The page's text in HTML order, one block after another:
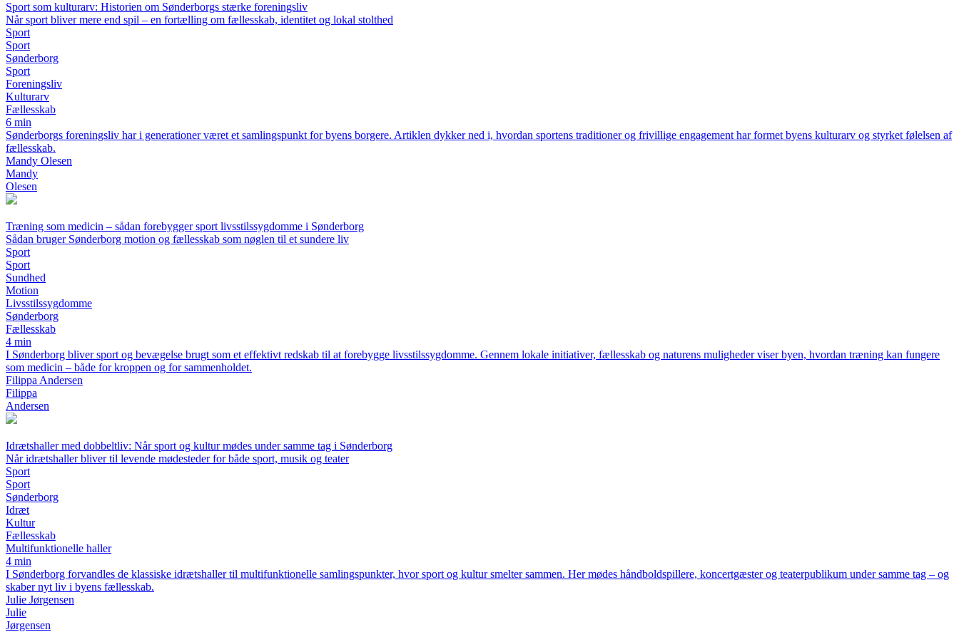
Sport som kulturarv: Historien om Sønderborgs stærke foreningsliv
Når sport bliver mere end spil – en fortælling om fællesskab, identitet og lokal stolthed
Sport
Sport
Sønderborg
Sport
Foreningsliv
Kulturarv
Fællesskab
6 min
Sønderborgs foreningsliv har i generationer været et samlingspunkt for byens borgere. Artiklen dykker ned i, hvordan sportens traditioner og frivillige engagement har formet byens kulturarv og styrket følelsen af
fællesskab.
Mandy Olesen
Mandy
Olesen
Træning som medicin – sådan forebygger sport livsstilssygdomme i Sønderborg
Sådan bruger Sønderborg motion og fællesskab som nøglen til et sundere liv
Sport
Sport
Sundhed
Motion
Livsstilssygdomme
Sønderborg
Fællesskab
4 min
I Sønderborg bliver sport og bevægelse brugt som et effektivt redskab til at forebygge livsstilssygdomme. Gennem lokale initiativer, fællesskab og naturens muligheder viser byen, hvordan træning kan fungere
som medicin – både for kroppen og for sammenholdet.
Filippa Andersen
Filippa
Andersen
Idrætshaller med dobbeltliv: Når sport og kultur mødes under samme tag i Sønderborg
Når idrætshaller bliver til levende mødesteder for både sport, musik og teater
Sport
Sport
Sønderborg
Idræt
Kultur
Fællesskab
Multifunktionelle haller
4 min
I Sønderborg forvandles de klassiske idrætshaller til multifunktionelle samlingspunkter, hvor sport og kultur smelter sammen. Her mødes håndboldspillere, koncertgæster og teaterpublikum under samme tag – og
skaber nyt liv i byens fællesskab.
Julie Jørgensen
Julie
Jørgensen